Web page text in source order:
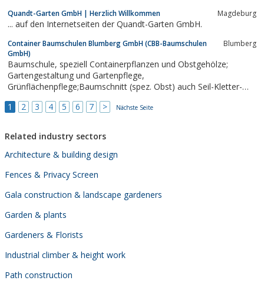
Quandt-Garten GmbH | Herzlich Willkommen Magdeburg
... auf den Internetseiten der Quandt-Garten GmbH.
Container Baumschulen Blumberg GmbH (CBB-Baumschulen
GmbH)
Blumberg
Baumschule, speziell Containerpflanzen und Obstgehölze;
Gartengestaltung und Gartenpflege,
Grünflächenpflege;Baumschnitt (spez. Obst) auch Seil-Kletter-
(Auch Notdienst); Pflasterarbeiten (Natur- und Betonstein)
1 2 3 4 5 6 7 > Nächste Seite
Related industry sectors
Architecture & building design
Fences & Privacy Screen
Gala construction & landscape gardeners
Garden & plants
Gardeners & Florists
Industrial climber & height work
Path construction